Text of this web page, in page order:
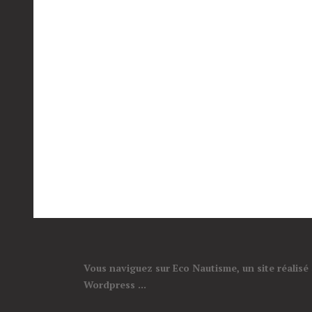
Vous naviguez sur Eco Nautisme, un site
Wordpress ...